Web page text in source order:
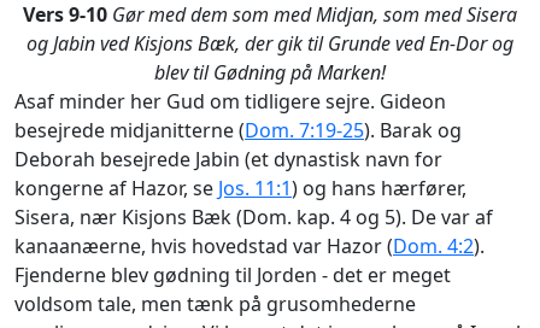
Vers 9-10 Gør med dem som med Midjan, som med Sisera
og Jabin ved Kisjons Bæk, der gik til Grunde ved En-Dor og
blev til Gødning på Marken!
Asaf minder her Gud om tidligere sejre. Gideon
besejrede midjanitterne (Dom. 7:19-25). Barak og
Deborah besejrede Jabin (et dynastisk navn for
kongerne af Hazor, se Jos. 11:1) og hans hærfører,
Sisera, nær Kisjons Bæk (Dom. kap. 4 og 5). De var af
kanaanæerne, hvis hovedstad var Hazor (Dom. 4:2).
Fjenderne blev gødning til Jorden - det er meget
voldsom tale, men tænk på grusomhederne